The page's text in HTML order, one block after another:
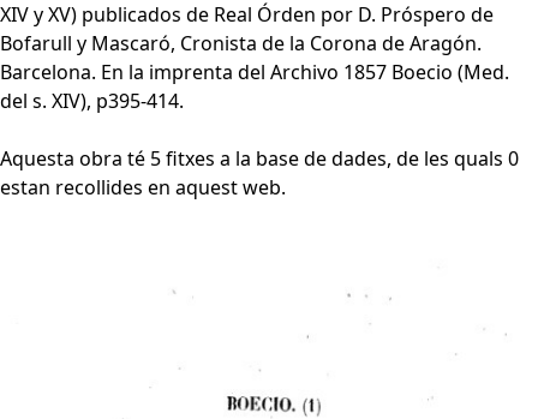
XIV y XV) publicados de Real Órden por D. Próspero de
Bofarull y Mascaró, Cronista de la Corona de Aragón.
Barcelona. En la imprenta del Archivo 1857 Boecio (Med.
del s. XIV), p395-414.
Aquesta obra té 5 fitxes a la base de dades, de les quals 0
estan recollides en aquest web.